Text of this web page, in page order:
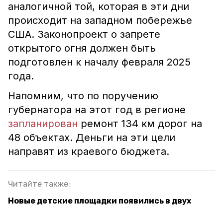
аналогичной той, которая в эти дни
происходит на западном побережье
США. Законопроект о запрете
открытого огня должен быть
подготовлен к началу февраля 2025
года.
Напомним, что по поручению
губернатора на этот год в регионе
запланирован ремонт 134 км дорог на
48 объектах. Деньги на эти цели
направят из краевого бюджета.
Читайте также:
Новые детские площадки появились в двух